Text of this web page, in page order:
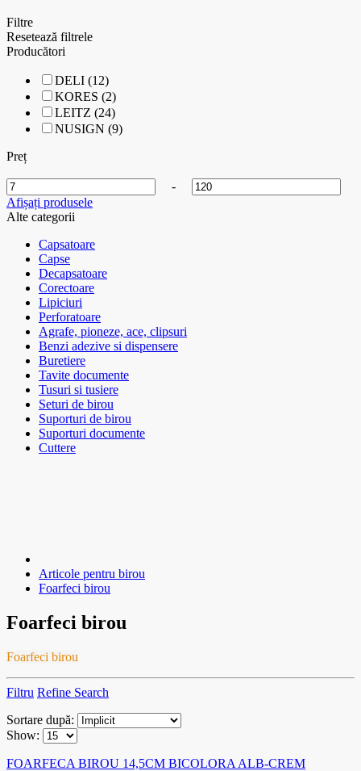
Filtre
Resetează filtrele
Producători
DELI (12)
KORES (2)
LEITZ (24)
NUSIGN (9)
Preț
-
Afișați produsele
Alte categorii
Capsatoare
Capse
Decapsatoare
Corectoare
Lipiciuri
Perforatoare
Agrafe, pioneze, ace, clipsuri
Benzi adezive si dispensere
Buretiere
Tavite documente
Tusuri si tusiere
Seturi de birou
Suporturi de birou
Suporturi documente
Cuttere
Articole pentru birou
Foarfeci birou
Foarfeci birou
Foarfeci birou
Filtru Refine Search
Sortare după:
Show:
FOARFECA BIROU 14,5CM BICOLORA ALB-CREM